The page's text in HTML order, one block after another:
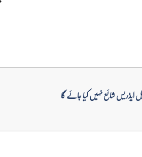
ایڈریس شائع نہیں کیا جائے گا